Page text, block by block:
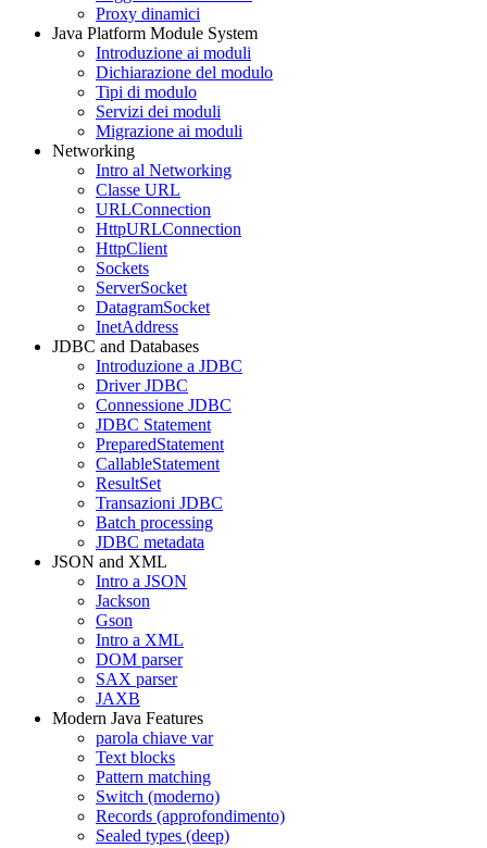
Proxy dinamici
Java Platform Module System
Introduzione ai moduli
Dichiarazione del modulo
Tipi di modulo
Servizi dei moduli
Migrazione ai moduli
Networking
Intro al Networking
Classe URL
URLConnection
HttpURLConnection
HttpClient
Sockets
ServerSocket
DatagramSocket
InetAddress
JDBC and Databases
Introduzione a JDBC
Driver JDBC
Connessione JDBC
JDBC Statement
PreparedStatement
CallableStatement
ResultSet
Transazioni JDBC
Batch processing
JDBC metadata
JSON and XML
Intro a JSON
Jackson
Gson
Intro a XML
DOM parser
SAX parser
JAXB
Modern Java Features
parola chiave var
Text blocks
Pattern matching
Switch (moderno)
Records (approfondimento)
Sealed types (deep)